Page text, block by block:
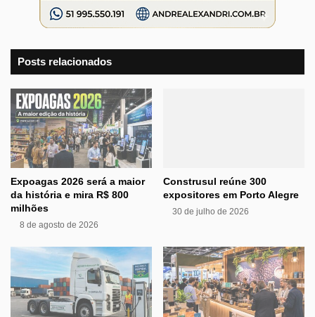
Posts relacionados
Expoagas 2026 será a maior
da história e mira R$ 800
milhões
8 de agosto de 2026
Construsul reúne 300
expositores em Porto Alegre
30 de julho de 2026